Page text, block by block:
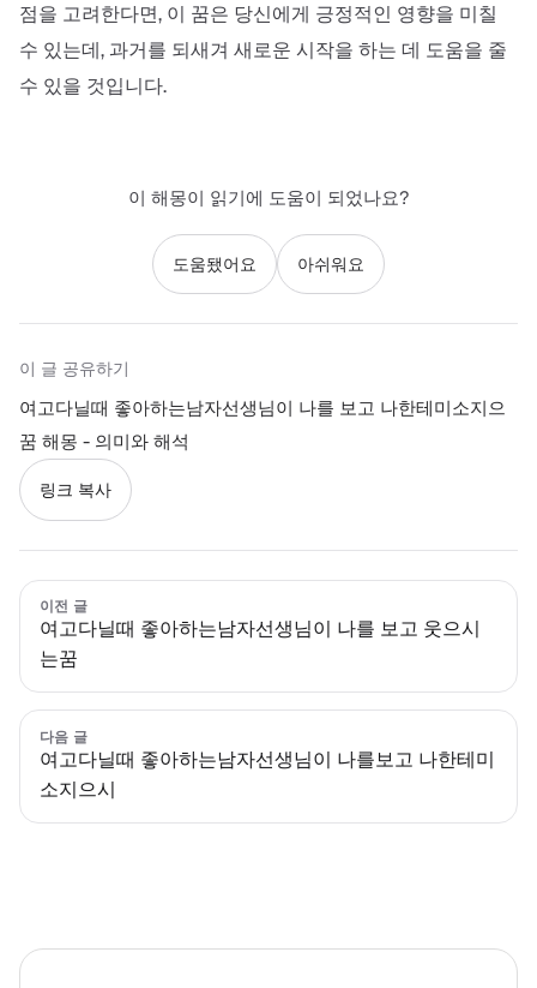
점을 고려한다면, 이 꿈은 당신에게 긍정적인 영향을 미칠
수 있는데, 과거를 되새겨 새로운 시작을 하는 데 도움을 줄
수 있을 것입니다.
이 해몽이 읽기에 도움이 되었나요?
도움됐어요 아쉬워요
이 글 공유하기
여고다닐때 좋아하는남자선생님이 나를 보고 나한테미소지으
꿈 해몽 - 의미와 해석
링크 복사
이전 글
여고다닐때 좋아하는남자선생님이 나를 보고 웃으시
는꿈
다음 글
여고다닐때 좋아하는남자선생님이 나를보고 나한테미
소지으시